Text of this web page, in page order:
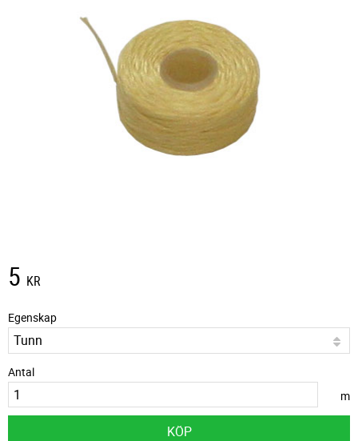
5 KR
Egenskap
Antal
m
KÖP